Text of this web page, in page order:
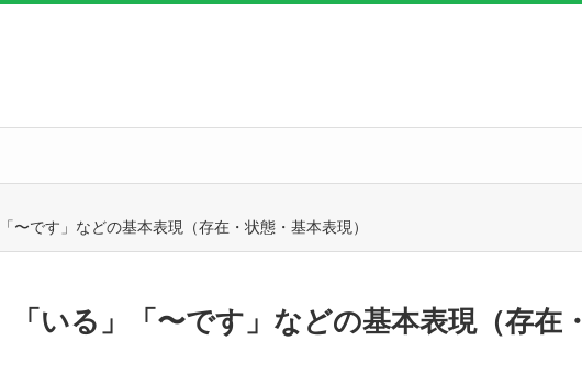
です」などの基本表現（存在・状態・基本表現）
いる」「〜です」などの基本表現（存在・